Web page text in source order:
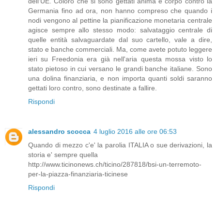
Germania fino ad ora, non hanno compreso che quando i
nodi vengono al pettine la pianificazione monetaria centrale
agisce sempre allo stesso modo: salvataggio centrale di
quelle entità salvaguardate dal suo cartello, vale a dire,
stato e banche commerciali. Ma, come avete potuto leggere
ieri su Freedonia era già nell'aria questa mossa visto lo
stato pietoso in cui versano le grandi banche italiane. Sono
una dolina finanziaria, e non importa quanti soldi saranno
gettati loro contro, sono destinate a fallire.
Rispondi
alessandro scocca 4 luglio 2016 alle ore 06:53
Quando di mezzo c'e' la parolia ITALIA o sue derivazioni, la
storia e' sempre quella
http://www.ticinonews.ch/ticino/287818/bsi-un-terremoto-
per-la-piazza-finanziaria-ticinese
Rispondi